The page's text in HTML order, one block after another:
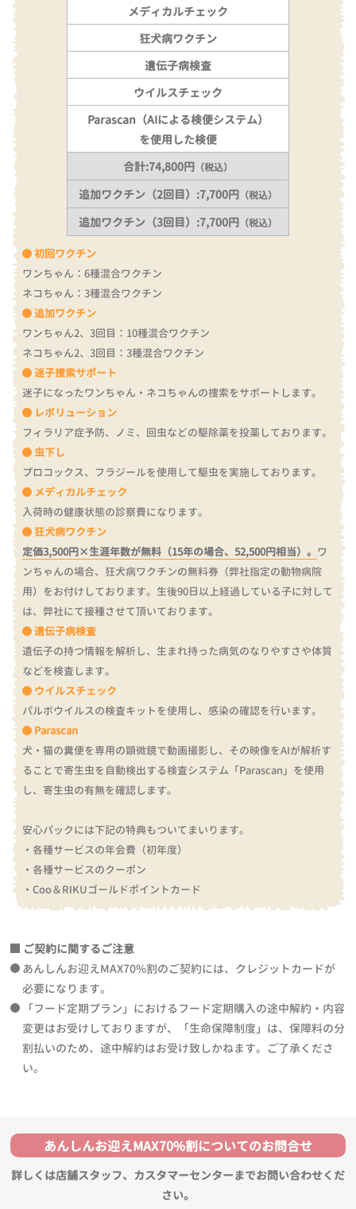
初回ワクチン
ワンちゃん：6種混合ワクチン
ネコちゃん：3種混合ワクチン
追加ワクチン
ワンちゃん2、3回目：10種混合ワクチン
ネコちゃん2、3回目：3種混合ワクチン
迷子捜索サポート
迷子になったワンちゃん・ネコちゃんの捜索をサポートします。
レボリューション
フィラリア症予防、ノミ、回虫などの駆除薬を投薬しております。
虫下し
プロコックス、フラジールを使用して駆虫を実施しております。
メディカルチェック
入荷時の健康状態の診察費になります。
狂犬病ワクチン
定価3,500円×生涯年数が無料（15年の場合、52,500円相当）。 ワ
ンちゃんの場合、狂犬病ワクチンの無料券（弊社指定の動物病院
用）をお付けしております。 生後90日以上経過している子に対して
は、弊社にて接種させて頂いております。
遺伝子病検査
遺伝子の持つ情報を解析し、生まれ持った病気のなりやすさや体質
などを検査します。
ウイルスチェック
パルボウイルスの検査キットを使用し、感染の確認を行います。
Parascan
犬・猫の糞便を専用の顕微鏡で動画撮影し、その映像をAIが解析す
ることで寄生虫を自動検出する検査システム「Parascan」を使用
し、寄生虫の有無を確認します。
安心パックには下記の特典もついてまいります。
・各種サービスの年会費（初年度）
・各種サービスのクーポン
・Coo＆RIKUゴールドポイントカード
メディカルチェック
狂犬病ワクチン
遺伝子病検査
ウイルスチェック
Parascan（AIによる検便システム）
を使用した検便
合計:74,800円 （税込）
追加ワクチン（2回目）:7,700円 （税込）
追加ワクチン（3回目）:7,700円 （税込）
ご契約に関するご注意
あんしんお迎えMAX70%割のご契約には、クレジットカードが
必要になります。
「フード定期プラン」におけるフード定期購入の途中解約・内容
変更はお受けしておりますが、「生命保障制度」は、保障料の分
割払いのため、途中解約はお受け致しかねます。ご了承くださ
い。
あんしんお迎えMAX70%割についてのお問合せ
詳しくは店舗スタッフ、カスタマーセンターまでお問い合わせくだ
さい。